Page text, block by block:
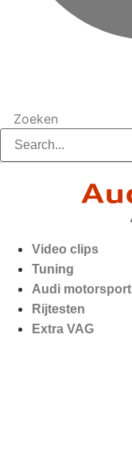
Zoeken
Video clips
Tuning
Audi motorsport
Rijtesten
Extra VAG